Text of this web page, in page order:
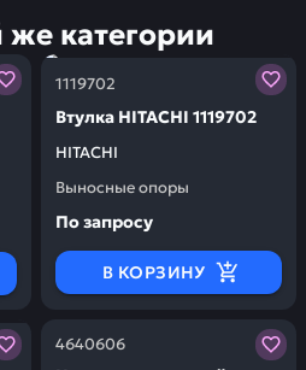
же категории
вы получаете гарантию
1119702
HITACHI
Втулка HITACHI 1119702
Выносные опоры
Заказывая запчасти у
По запросу
В КОРЗИНУ
вы получаете гарантию
4640606
Заказывая запчасти у